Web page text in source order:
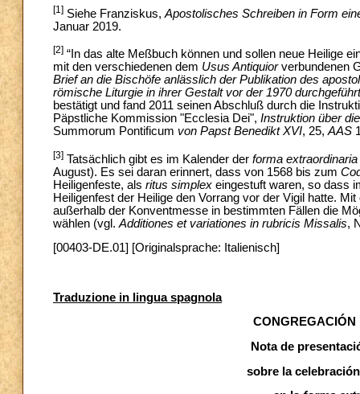
[1] Siehe Franziskus, Apostolisches Schreiben in Form
Januar 2019.
[2] “In das alte Meßbuch können und sollen neue Heilige
mit den verschiedenen dem Usus Antiquiorverbundenen
Brief an die Bischöfe anlässlich der Publikation des
römische Liturgie in ihrer Gestalt vor der 1970
bestätigt und fand 2011 seinen Abschluß durch die
Päpstliche Kommission "Ecclesia Dei", Instruktion über
Summorum Pontificum von Papst Benedikt XVI, 25, AAS
[3] Tatsächlich gibt es im Kalender der forma extraordinaria
August). Es sei daran erinnert, dass von 1568 bis zum
Heiligenfeste, als ritus simplex eingestuft waren, so dass
Heiligenfest der Heilige den Vorrang vor der Vigil hatte.
außerhalb der Konventmesse in bestimmten Fällen die
wählen (vgl. Additiones et variationes in rubricis Missalis,
[00403-DE.01] [Originalsprache: Italienisch]
Traduzione in lingua spagnola
CONGREGACIÓN
Nota de
sobre la